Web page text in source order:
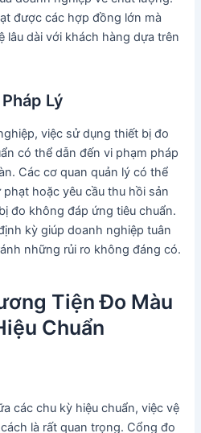
được các hợp đồng lớn mà
lâu dài với khách hàng dựa trên
Lý
việc sử dụng thiết bị đo
có thể dẫn đến vi phạm pháp
Các cơ quan quản lý có thể
hoặc yêu cầu thu hồi sản
đo không đáp ứng tiêu chuẩn.
kỳ giúp doanh nghiệp tuân
những rủi ro không đáng có.
Tiện Đo Màu
Chuẩn
các chu kỳ hiệu chuẩn, việc vệ
là rất quan trọng. Cổng đo